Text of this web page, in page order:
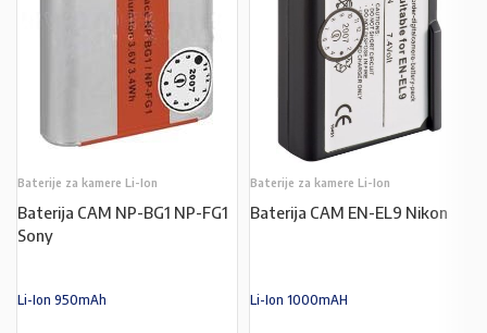
Baterije za kamere Li-Ion
Baterija CAM NP-BG1 NP-FG1
Sony
Li-Ion 950mAh
Baterije za kamere Li-Ion
Baterija CAM EN-EL9 Nikon
Li-Ion 1000mAH